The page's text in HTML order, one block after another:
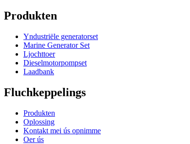
Produkten
Yndustriële generatorset
Marine Generator Set
Ljochttoer
Dieselmotorpompset
Laadbank
Fluchkeppelings
Produkten
Oplossing
Kontakt mei ús opnimme
Oer ús